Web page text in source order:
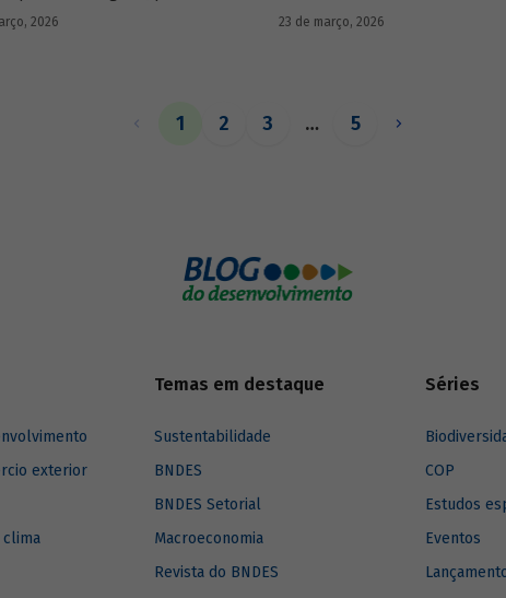
dos trabalhadores e por
2026
década de 1990, destacando sua
23 de março, 2026
1 2 3 … 5
exterior
clima
Temas em destaque
Sustentabilidade
BNDES
BNDES Setorial
Macroeconomia
Revista do BNDES
Séries
COP
Estudos
Eventos